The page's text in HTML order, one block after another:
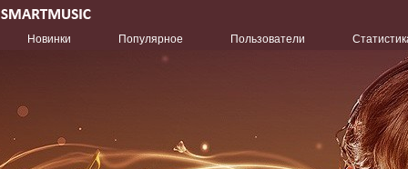
Новинки Популярное Пользователи